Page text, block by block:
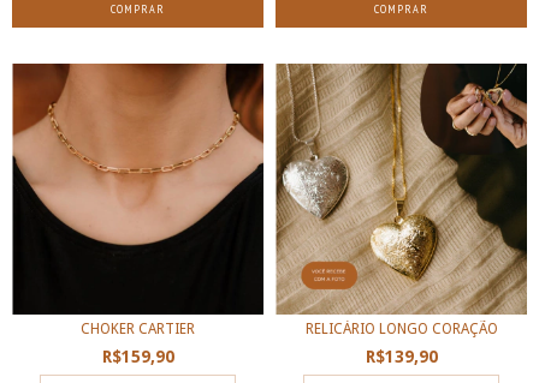
COMPRAR COMPRAR
CHOKER CARTIER
R$159,90
RELICÁRIO LONGO CORAÇÃO
R$139,90